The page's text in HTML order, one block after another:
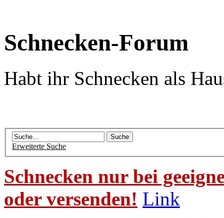
Schnecken-Forum
Habt ihr Schnecken als
Erweiterte Suche
Schnecken nur bei
oder versenden! Link